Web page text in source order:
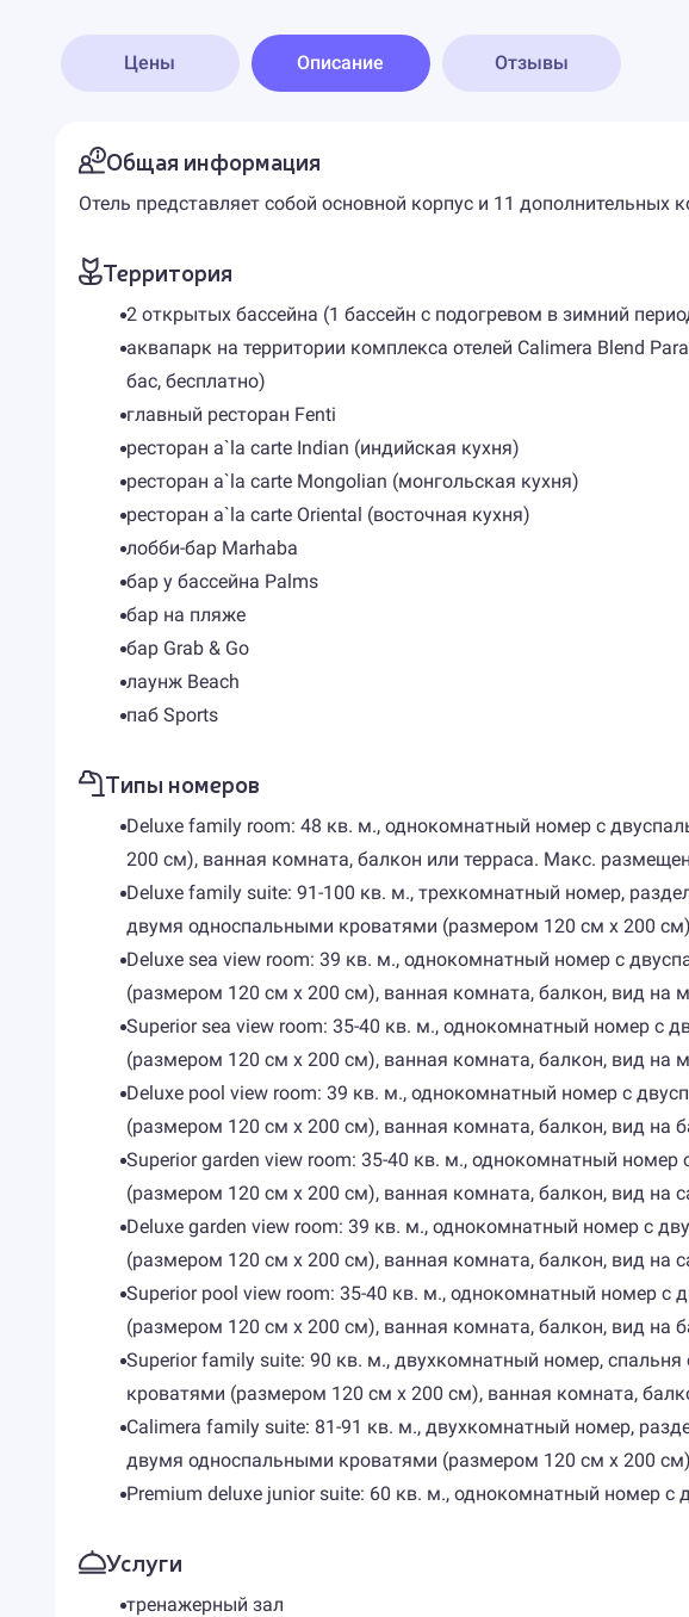
Цены Описание Отзывы
Общая информация
Отель представляет собой основной корпус и 11 дополнительных
Территория
2 открытых бассейна (1 бассейн с подогревом в зимний
аквапарк на территории комплекса отелей Calimera Blend
бас, бесплатно)
главный ресторан Fenti
ресторан a`la carte Indian (индийская кухня)
ресторан a`la carte Mongolian (монгольская кухня)
ресторан a`la carte Oriental (восточная кухня)
лобби-бар Marhaba
бар у бассейна Palms
бар на пляже
бар Grab & Go
лаунж Beach
паб Sports
Типы номеров
Deluxe family room: 48 кв. м., однокомнатный номер с
200 см), ванная комната, балкон или терраса. Макс.
Deluxe family suite: 91-100 кв. м., трехкомнатный номер,
двумя односпальными кроватями (размером 120 см х 200
Deluxe sea view room: 39 кв. м., однокомнатный номер с
(размером 120 см х 200 см), ванная комната, балкон, вид на
Superior sea view room: 35-40 кв. м., однокомнатный номер с
(размером 120 см х 200 см), ванная комната, балкон, вид
Deluxe pool view room: 39 кв. м., однокомнатный номер с
(размером 120 см х 200 см), ванная комната, балкон, вид на
Superior garden view room: 35-40 кв. м., однокомнатный
(размером 120 см х 200 см), ванная комната, балкон, вид
Deluxe garden view room: 39 кв. м., однокомнатный номер с
(размером 120 см х 200 см), ванная комната, балкон, вид на
Superior pool view room: 35-40 кв. м., однокомнатный номер
(размером 120 см х 200 см), ванная комната, балкон, вид
Superior family suite: 90 кв. м., двухкомнатный номер,
кроватями (размером 120 см х 200 см), ванная комната,
Calimera family suite: 81-91 кв. м., двухкомнатный номер,
двумя односпальными кроватями (размером 120 см х 200
Premium deluxe junior suite: 60 кв. м., однокомнатный номер
Услуги
тренажерный зал